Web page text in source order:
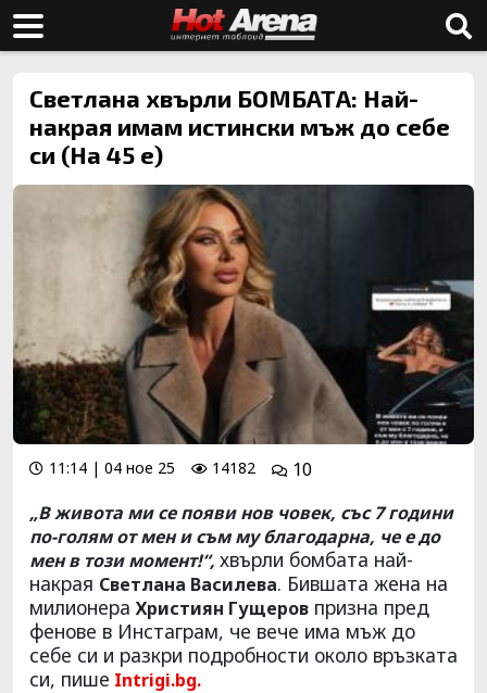
Светлана хвърли БОМБАТА: Най-
накрая имам истински мъж до себе
си (На 45 е)
11:14 | 04 ное 25 14182
10
„В живота ми се появи нов човек, със 7 години
по-голям от мен и съм му благодарна, че е до
мен в този момент!“, хвърли бомбата най-
накрая Светлана Василева. Бившата жена на
милионера Християн Гущеров призна пред
фенове в Инстаграм, че вече има мъж до
себе си и разкри подробности около връзката
си, пише Intrigi.bg.